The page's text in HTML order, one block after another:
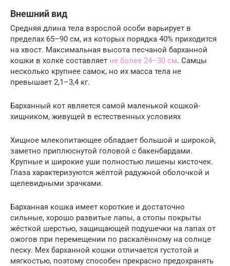
Внешний вид
Средняя длина тела взрослой особи варьирует в
пределах 65–90 см, из которых порядка 40% приходится
на хвост. Максимальная высота песчаной барханной
кошки в холке составляет не более 24–30 см. Самцы
несколько крупнее самок, но их масса тела не
превышает 2,1–3,4 кг.
Барханный кот является самой маленькой кошкой-
хищником, живущей в естественных условиях
Хищное млекопитающее обладает большой и широкой,
заметно приплюснутой головой с бакенбардами.
Крупные и широкие уши полностью лишены кисточек.
Глаза характеризуются жёлтой радужной оболочкой и
щелевидными зрачками.
Барханная кошка имеет короткие и достаточно
сильные, хорошо развитые лапы, а стопы покрыты
жёсткой шерстью, защищающей подушечки на лапах от
ожогов при перемещении по раскалённому на солнце
песку. Мех барханной кошки отличается густотой и
мягкостью, поэтому способен прекрасно предохранять